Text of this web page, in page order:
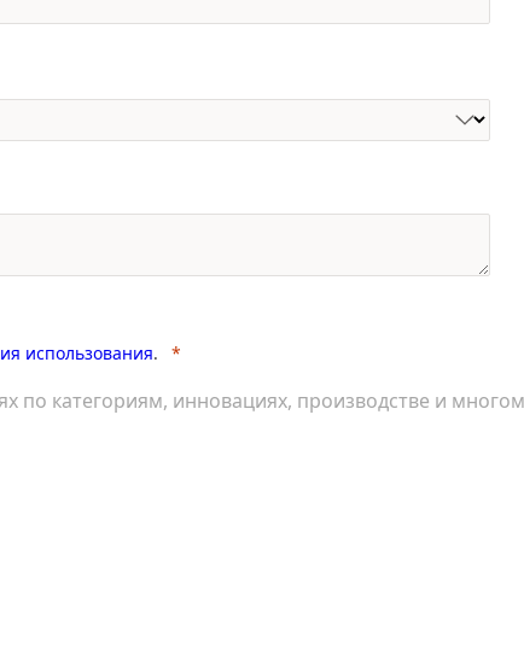
использования.
по категориям, инновациях, производстве и многом